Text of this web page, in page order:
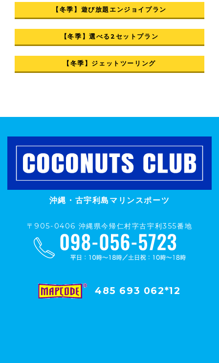
【冬季】遊び放題エンジョイプラン
【冬季】選べる2セットプラン
【冬季】ジェットツーリング
沖縄・古宇利島マリンスポーツ
〒905-0406 沖縄県今帰仁村字古宇利355番地
485 693 062*12